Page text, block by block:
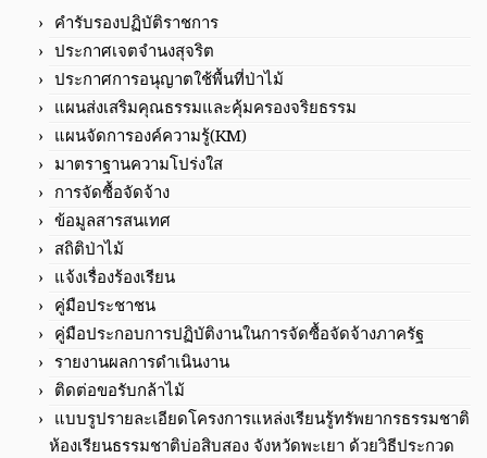
คำรับรองปฏิบัติราชการ
ประกาศเจตจำนงสุจริต
ประกาศการอนุญาตใช้พื้นที่ป่าไม้
แผนส่งเสริมคุณธรรมและคุ้มครองจริยธรรม
แผนจัดการองค์ความรู้(KM)
มาตราฐานความโปร่งใส
การจัดซื้อจัดจ้าง
ข้อมูลสารสนเทศ
สถิติป่าไม้
แจ้งเรื่องร้องเรียน
คู่มือประชาชน
คู่มือประกอบการปฏิบัติงานในการจัดซื้อจัดจ้างภาครัฐ
รายงานผลการดำเนินงาน
ติดต่อขอรับกล้าไม้
แบบรูปรายละเอียดโครงการแหล่งเรียนรู้ทรัพยากรธรรมชาติ
ห้องเรียนธรรมชาติบ่อสิบสอง จังหวัดพะเยา ด้วยวิธีประกวด